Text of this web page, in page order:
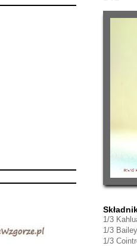
1/3
1/3
1/3